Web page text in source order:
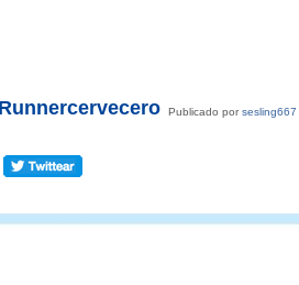
Publicado porsesling667